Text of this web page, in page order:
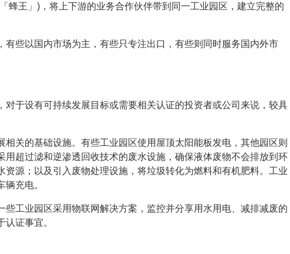
蜂王」)，将上下游的业务合作伙伴带到同一工业园区，建立完整的
有些以国内市场为主，有些只专注出口，有些则同时服务国内外市
对于设有可持续发展目标或需要相关认证的投资者或公司来说，较具
关的基础设施。有些工业园区使用屋顶太阳能板发电，其他园区则
用超过滤和逆渗透回收技术的废水设施，确保液体废物不会排放到环
资源；以及引入废物处理设施，将垃圾转化为燃料和有机肥料。工业
充电。
些工业园区采用物联网解决方案，监控并分享用水用电、减排减废的
证事宜。